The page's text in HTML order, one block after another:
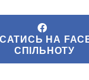
НА
СПІЛЬНОТУ